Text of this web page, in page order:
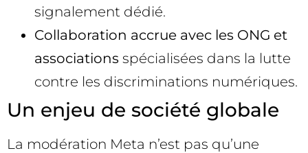
signalement dédié.
Collaboration accrue avec les ONG et
associations spécialisées dans la lutte
contre les discriminations numériques.
Un enjeu de société globale
La modération Meta n’est pas qu’une